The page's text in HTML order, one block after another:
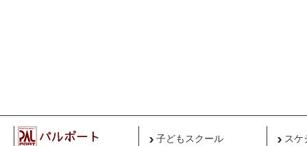
子どもスクール スケ